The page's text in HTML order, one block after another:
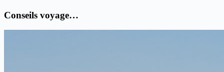
Conseils voyage…